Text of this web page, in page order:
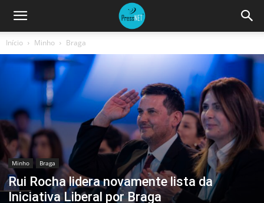
Início Minho Braga
Minho Braga
Rui Rocha lidera novamente lista da
Iniciativa Liberal por Braga